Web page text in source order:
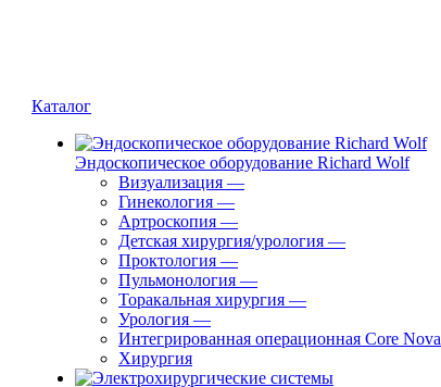
Каталог
Эндоскопическое оборудование Richard Wolf
Визуализация —
Гинекология —
Артроскопия —
Детская хирургия/урология —
Проктология —
Пульмонология —
Торакальная хирургия —
Урология —
Интегрированная операционная Core Nova
Хирургия